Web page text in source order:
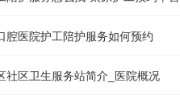
腔医院护工陪护服务如何预约
社区卫生服务站简介_医院概况